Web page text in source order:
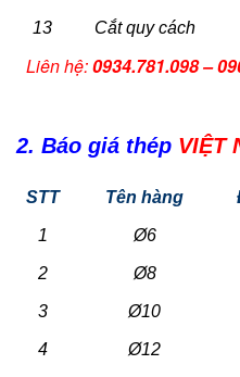
13 Cắt quy cách
Liên hệ:0934.781.098 –
2. Báo giá thép VIỆT
STT Tên hàng
1 Ø6
2 Ø8
3 Ø10
4 Ø12